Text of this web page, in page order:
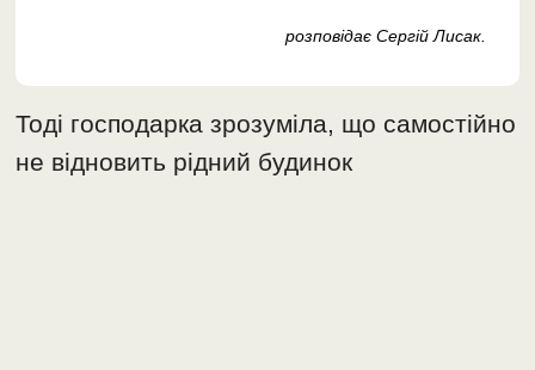
розповідає Сергій Лисак.
Тоді господарка зрозуміла, що самостійно
не відновить рідний будинок